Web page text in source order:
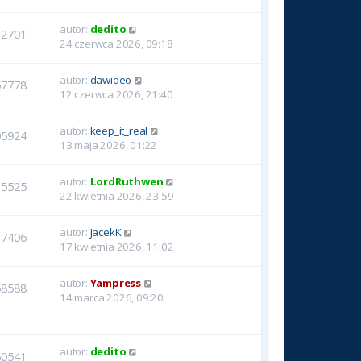
autor: dedito
24 czerwca 2026, 09:18
autor: dawideo
12 czerwca 2026, 21:40
autor: keep_it_real
13 maja 2026, 01:22
autor: LordRuthwen
22 kwietnia 2026, 23:59
autor: JacekK
17 kwietnia 2026, 11:02
autor: Yampress
14 marca 2026, 09:20
autor: dedito